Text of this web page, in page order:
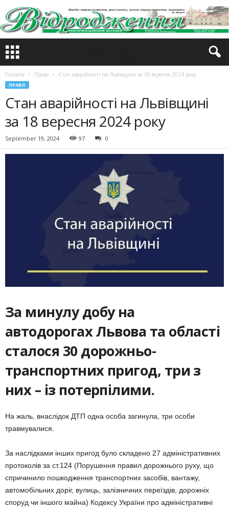
Головна Право Стан аварійності на Львівщині за 18 вересня 2024 року
ПРАВО
Стан аварійності на Львівщині
за 18 вересня 2024 року
September 19, 2024 97 0
За минулу добу на
автодорогах Львова та області
сталося 30 дорожньо-
транспортних пригод, три з
них – із потерпілими.
На жаль, внаслідок ДТП одна особа загинула, три особи
травмувалися.
За наслідками інших пригод було складено 27 адміністративних
протоколів за ст.124 (Порушення правил дорожнього руху, що
спричинило пошкодження транспортних засобів, вантажу,
автомобільних доріг, вулиць, залізничних переїздів, дорожніх
споруд чи іншого майна) Кодексу України про адміністративні